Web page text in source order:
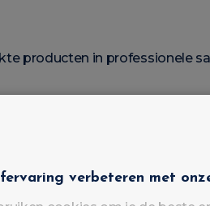
producten in professionele
resultaat.verbeteren met